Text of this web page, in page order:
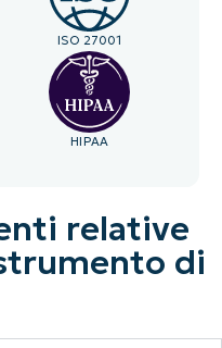
ISO 27001
HIPAA
relative
di